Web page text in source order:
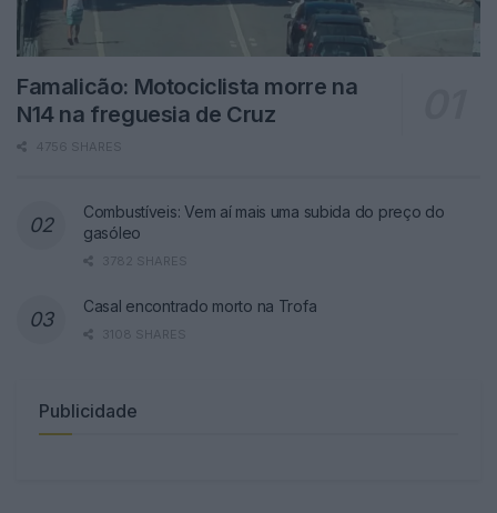
Famalicão: Motociclista morre na
N14 na freguesia de Cruz
4756 SHARES
Combustíveis: Vem aí mais uma subida do preço do
gasóleo
3782 SHARES
Casal encontrado morto na Trofa
3108 SHARES
Publicidade